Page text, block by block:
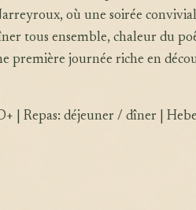
où une soirée
tous ensemble, chaleur du
première journée riche en
| Repas: déjeuner / dîner |